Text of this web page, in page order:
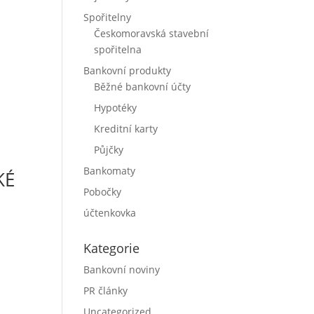
Spořitelny
Českomoravská stavební
spořitelna
Bankovní produkty
Běžné bankovní účty
Hypotéky
Kreditní karty
Půjčky
Bankomaty
Pobočky
účtenkovka
Kategorie
Bankovní noviny
PR články